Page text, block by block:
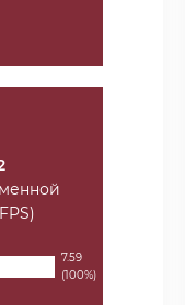
7.59
(100%)